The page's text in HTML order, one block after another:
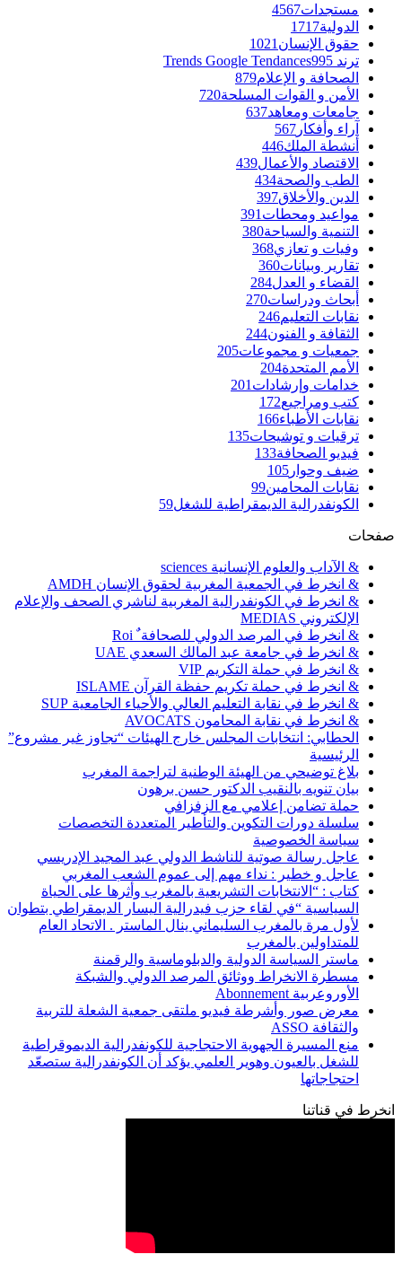
مستجدات4567
الدولية1717
حقوق الإنسان 1021
ترند Trends Google Tendances 995
الصحافة و الإعلام879
الأمن و القوات المسلحة720
جامعات ومعاهد637
آراء وأفكار 567
أنشطة الملك446
الاقتصاد والأعمال439
الطب والصحة434
الدين والأخلاق397
مواعيد ومحطات 391
التنمية والسياحة380
وفيات و تعازي368
تقارير وبيانات360
القضاء و العدل284
أبحاث ودراسات270
نقابات التعليم246
الثقافة و الفنون244
جمعيات و مجموعات205
الأمم المتحدة204
خدامات وإرشادات 201
كتب ومراجيع172
نقابات الأطباء166
ترقيات و توشيحات135
فيديو الصحافة133
ضيف وحوار 105
نقابات المحامين99
الكونفدرالية الديمقراطية للشغل59
صفحات
& الآداب والعلوم الإنسانية sciences
& انخرط في الجمعية المغربية لحقوق الإنسان AMDH
& انخرط في الكونفدرالية المغربية لناشري الصحف والإعلام
الإلكتروني MEDIAS
& انخرط في المرصد الدولي للصحافة ٌ Roi
& انخرط في جامعة عبد المالك السعدي UAE
& انخرط في حملة التكريم VIP
& انخرط في حملة تكريم حفظة القرآن ISLAME
& انخرط في نقابة التعليم العالي والأحياء الجامعية SUP
& انخرط في نقابة المحامون AVOCATS
الحطابي: انتخابات المجلس خارج الهيئات “تجاوز غير مشروع”
الرئيسية
بلاغ توضيحي من الهيئة الوطنية لتراجمة المغرب
بيان تنويه بالنقيب الدكتور حسن برهون
حملة تضامن إعلامي مع الزفزافي
سلسلة دورات التكوين والتأطير المتعددة التخصصات
سياسة الخصوصية
عاجل رسالة صوتية للناشط الدولي عبد المجيد الإدريسي
عاجل و خطير : نداء مهم إلى عموم الشعب المغربي
كتاب : “الانتخابات التشريعية بالمغرب وأثرها على الحياة
السياسية “في لقاء حزب فيدرالية اليسار الديمقراطي بتطوان
لأول مرة بالمغرب السليماني ينال الماستر . الاتحاد العام
للمتداولين بالمغرب
ماستر السياسة الدولية والدبلوماسية والرقمنة
مسطرة الانخراط ووثائق المرصد الدولي والشبكة
الأوروعربية Abonnement
معرض صور وأشرطة فيديو ملتقى جمعية الشعلة للتربية
والثقافة ASSO
منع المسيرة الجهوية الاحتجاجية للكونفدرالية الديموقراطية
للشغل بالعيون وهوير العلمي يؤكد أن الكونفدرالية ستصعّد
احتجاجاتها
انخرط في قناتنا